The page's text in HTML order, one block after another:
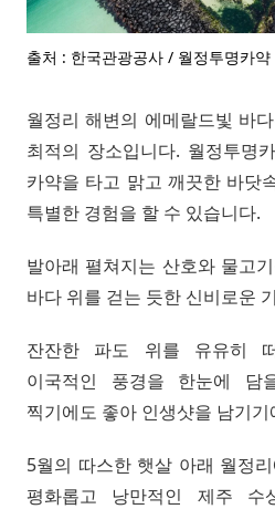
출처 : 한국관광공사 / 월정투명카약
월정리 해변의 에메랄드빛 바
최적의 장소입니다. 월정투명
카약을 타고 맑고 깨끗한 바닷
특별한 경험을 할 수 있습니다.
발아래 펼쳐지는 산호와 물고
바다 위를 걷는 듯한 신비로운
잔잔한 파도 위를 유유히
이국적인 풍경을 한눈에 담
찍기에도 좋아 인생샷을 남기
5월의 따스한 햇살 아래 월정
평화롭고 낭만적인 제주